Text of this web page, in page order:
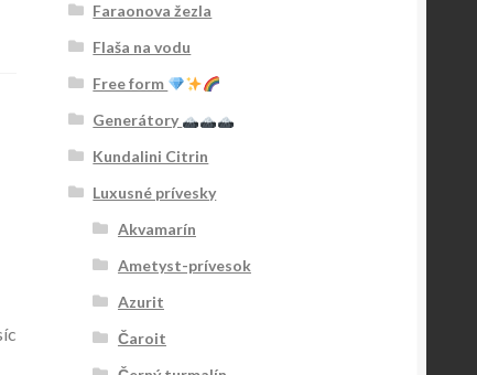
Faraonova žezla
Flaša na vodu
Free form
Generátory
Kundalini Citrin
Luxusné prívesky
Akvamarín
Ametyst-prívesok
Azurit
Čaroit